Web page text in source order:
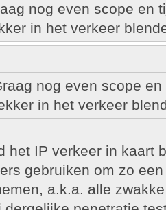
nog even scope en
in het verkeer
nog even scope
in het verkeer
het IP verkeer in kaart
gebruiken om zo
a.k.a. alle